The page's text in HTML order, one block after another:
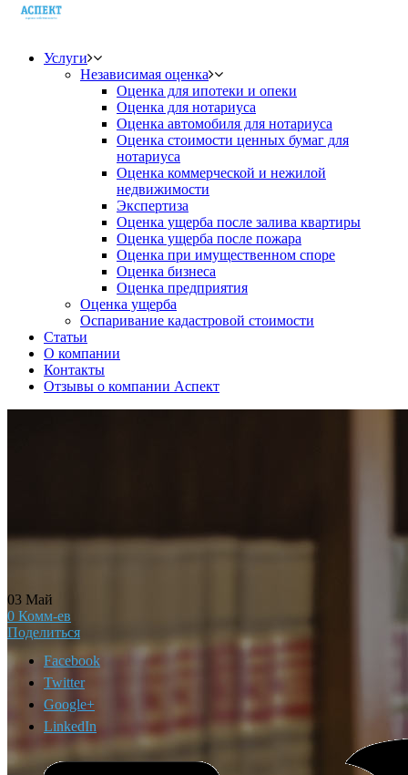
Услуги
Независимая оценка
Оценка для ипотеки и опеки
Оценка для нотариуса
Оценка автомобиля для нотариуса
Оценка стоимости ценных бумаг для
нотариуса
Оценка коммерческой и нежилой
недвижимости
Экспертиза
Оценка ущерба после залива квартиры
Оценка ущерба после пожара
Оценка при имущественном споре
Оценка бизнеса
Оценка предприятия
Оценка ущерба
Оспаривание кадастровой стоимости
Статьи
О компании
Контакты
Отзывы о компании Аспект
03 Май
0 Комм-ев
Поделиться
Facebook
Twitter
Google+
LinkedIn